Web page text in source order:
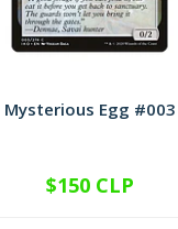
Mysterious Egg #003
VER OPCIONES
$150 CLP